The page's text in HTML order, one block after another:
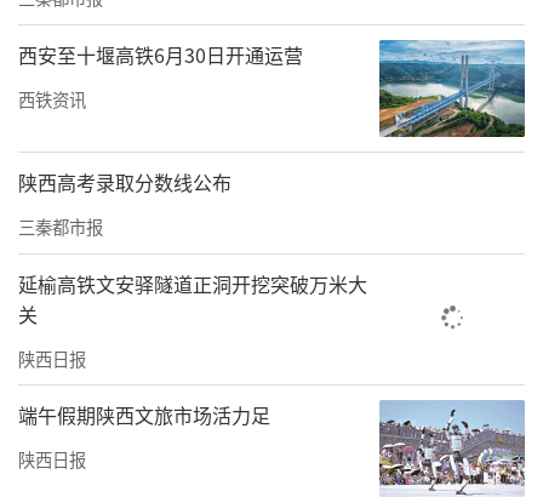
0%-70%，均无法满足急症救治的时效需求，且
患者血脂过高，先吸附可能堵塞吸附柱导致治
疗失败。最终团队决定“先置换再吸附”：血
浆置换如同快速稀释清除，替换掉含过量油脂
的血浆；血脂滤过吸附则像加装“滤芯”，精
准捕捉剩余甘油三酯、胆固醇等有害物质。
这项治疗对技术和风险控制要求极高。一个65
公斤成年人全身血液约4500毫升，此次治疗循
环血量达12500毫升，相当于将全身血液抽出净
化后回输，完整循环近3遍。同时，大量体外循
环和异体血浆输入易引发过敏、低钙血症、血
压波动等并发症，医护团队全程紧盯机器参数
西安至十堰高铁6月30日开通运营
西铁资讯
陕西高考录取分数线公布
三秦都市报
延榆高铁文安驿隧道正洞开挖突破万米大
关
陕西日报
端午假期陕西文旅市场活力足
陕西日报